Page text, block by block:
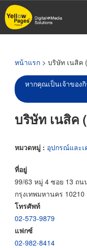
ข้าม
ไป
หน้าแรก > บริษัท เนสิค
หากคุณเป็นเจ้าของ
บริษัท เนสิค
หมวดหมู่ : อุปกรณ์และเ
ที่อยู่
99/63 หมู่ 4 ซอย 13 ถ
กรุงเทพมหานคร 10210
โทรศัพท์
02-573-9879
แฟกซ์
02-982-8414